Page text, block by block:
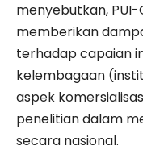
menyebutkan,
memberikan
terhadap capaian
kelembagaan
aspek
penelitian dalam
secara nasional.